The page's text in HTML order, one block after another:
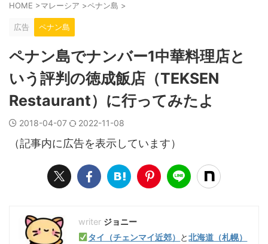
HOME >マレーシア >ペナン島 >
広告 ペナン島
ペナン島でナンバー1中華料理店と
いう評判の徳成飯店（TEKSEN
Restaurant）に行ってみたよ
2018-04-07 2022-11-08
（記事内に広告を表示しています）
ジョニー
タイ（チェンマイ近郊） と北海道（札幌）